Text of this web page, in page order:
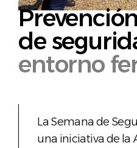
de
entorno
La Semana de
una iniciativa de la